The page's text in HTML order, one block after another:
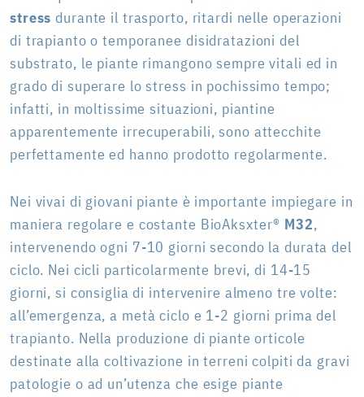
stressdurante il trasporto, ritardi nelle operazioni
di trapianto o temporanee disidratazioni del
substrato, le piante rimangono sempre vitali ed in
grado di superare lo stress in pochissimo tempo;
infatti, in moltissime situazioni, piantine
apparentemente irrecuperabili, sono attecchite
perfettamente ed hanno prodotto regolarmente.
Nei vivai di giovani piante è importante impiegare in
maniera regolare e costante BioAksxter® M32,
intervenendo ogni 7-10 giorni secondo la durata del
ciclo. Nei cicli particolarmente brevi, di 14-15
giorni, si consiglia di intervenire almeno tre volte:
all’emergenza, a metà ciclo e 1-2 giorni prima del
trapianto. Nella produzione di piante orticole
destinate alla coltivazione in terreni colpiti da gravi
patologie o ad un’utenza che esige piante